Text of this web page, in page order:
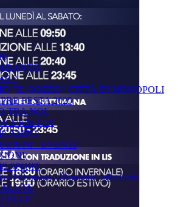
?
"IL GOZZO" CITTÀ DI MONOPOLI
FESTA 2025
TRA NOI
A FACCIA
- EVENTI
SPORT
di Emmaus - Domande sulla Fede
ELLE